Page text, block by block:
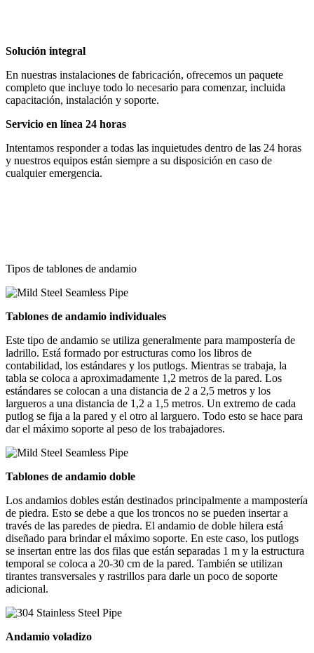
Solución integral
En nuestras instalaciones de fabricación, ofrecemos un paquete
completo que incluye todo lo necesario para comenzar, incluida
capacitación, instalación y soporte.
Servicio en línea 24 horas
Intentamos responder a todas las inquietudes dentro de las 24 horas
y nuestros equipos están siempre a su disposición en caso de
cualquier emergencia.
Tipos de tablones de andamio
Tablones de andamio individuales
Este tipo de andamio se utiliza generalmente para mampostería de
ladrillo. Está formado por estructuras como los libros de
contabilidad, los estándares y los putlogs. Mientras se trabaja, la
tabla se coloca a aproximadamente 1,2 metros de la pared. Los
estándares se colocan a una distancia de 2 a 2,5 metros y los
largueros a una distancia de 1,2 a 1,5 metros. Un extremo de cada
putlog se fija a la pared y el otro al larguero. Todo esto se hace para
dar el máximo soporte al peso de los trabajadores.
Tablones de andamio doble
Los andamios dobles están destinados principalmente a mampostería
de piedra. Esto se debe a que los troncos no se pueden insertar a
través de las paredes de piedra. El andamio de doble hilera está
diseñado para brindar el máximo soporte. En este caso, los putlogs
se insertan entre las dos filas que están separadas 1 m y la estructura
temporal se coloca a 20-30 cm de la pared. También se utilizan
tirantes transversales y rastrillos para darle un poco de soporte
adicional.
Andamio voladizo